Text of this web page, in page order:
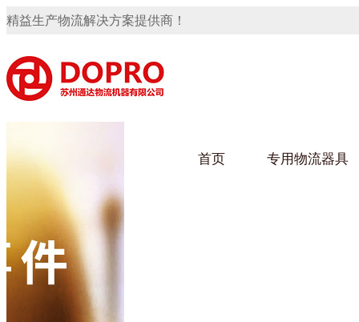
精益生产物流解决方案提供商！
首页 专用物流器具
91免费观看视频架
变速箱托盘
发动机料架
手推车
隐藏式马桶水箱支架
汽车行业